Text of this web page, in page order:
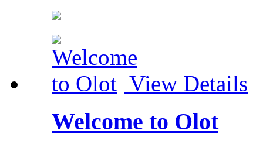
View Details
Welcome to Olot